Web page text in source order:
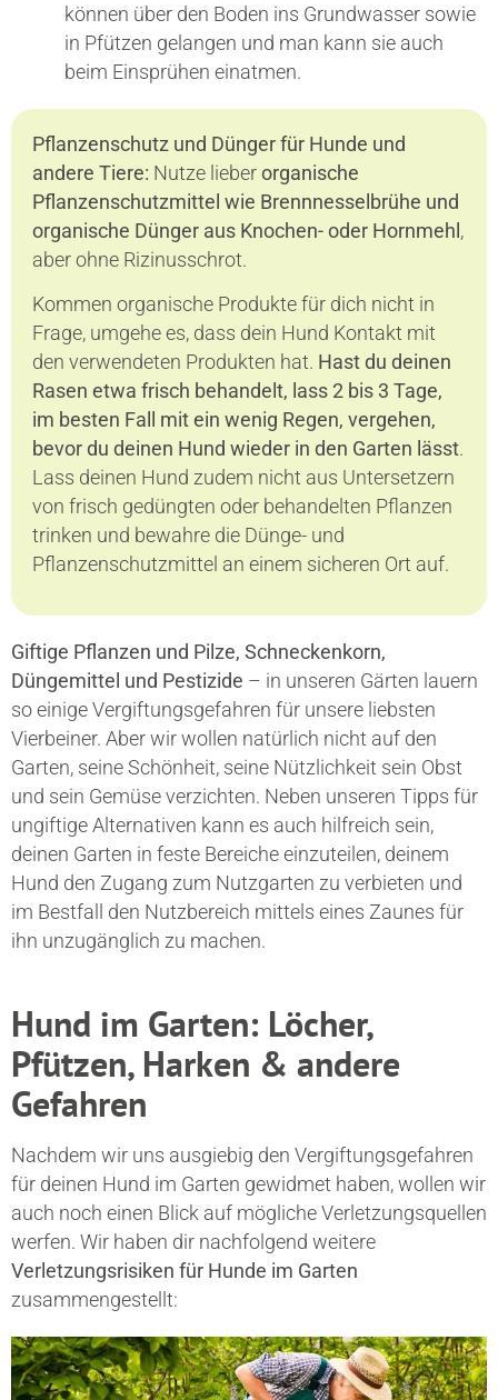
können über den Boden ins Grundwasser sowie
in Pfützen gelangen und man kann sie auch
beim Einsprühen einatmen.
Pflanzenschutz und Dünger für Hunde und
andere Tiere: Nutze lieberorganische
Pflanzenschutzmittel wie Brennnesselbrühe und
organische Dünger aus Knochen- oder Hornmehl,
aber ohne Rizinusschrot.
Kommen organische Produkte für dich nicht in
Frage, umgehe es, dass dein Hund Kontakt mit
den verwendeten Produkten hat. Hast du deinen
Rasen etwa frisch behandelt, lass 2 bis 3 Tage,
im besten Fall mit ein wenig Regen, vergehen,
bevor du deinen Hund wieder in den Garten lässt.
Lass deinen Hund zudem nicht aus Untersetzern
von frisch gedüngten oder behandelten Pflanzen
trinken und bewahre die Dünge- und
Pflanzenschutzmittel an einem sicheren Ort auf.
Giftige Pflanzen und Pilze, Schneckenkorn,
Düngemittel und Pestizide – in unseren Gärten lauern
so einige Vergiftungsgefahren für unsere liebsten
Vierbeiner. Aber wir wollen natürlich nicht auf den
Garten, seine Schönheit, seine Nützlichkeit sein Obst
und sein Gemüse verzichten. Neben unseren Tipps für
ungiftige Alternativen kann es auch hilfreich sein,
deinen Garten in feste Bereiche einzuteilen, deinem
Hund den Zugang zum Nutzgarten zu verbieten und
im Bestfall den Nutzbereich mittels eines Zaunes für
ihn unzugänglich zu machen.
Hund im Garten: Löcher,
Pfützen, Harken & andere
Gefahren
Nachdem wir uns ausgiebig den Vergiftungsgefahren
für deinen Hund im Garten gewidmet haben, wollen wir
auch noch einen Blick auf mögliche Verletzungsquellen
werfen. Wir haben dir nachfolgend weitere
Verletzungsrisiken für Hunde im Garten
zusammengestellt: